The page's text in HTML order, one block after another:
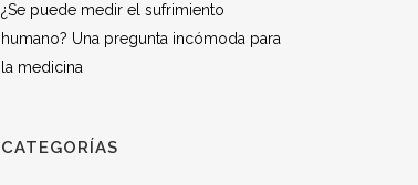
¿Se puede medir el sufrimiento
humano? Una pregunta incómoda para
la medicina
CATEGORÍAS